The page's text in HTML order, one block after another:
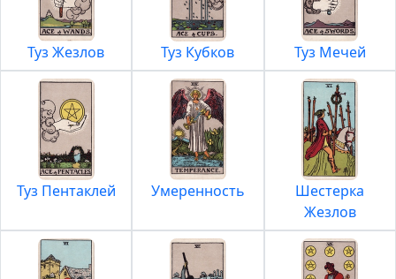
Туз Жезлов Туз Кубков Туз Мечей
Туз Пентаклей Умеренность
Шестерка
Жезлов